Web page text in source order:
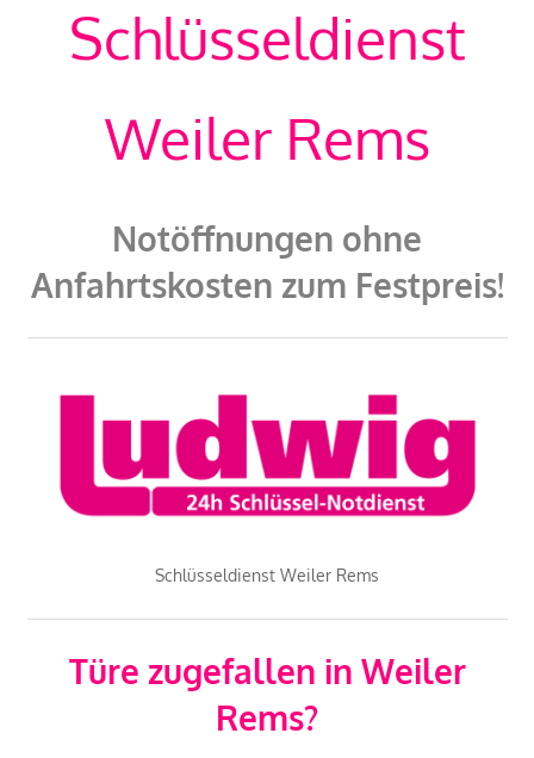
Schlüsseldienst
Weiler Rems
Notöffnungen ohne
Anfahrtskosten zum Festpreis!
Schlüsseldienst Weiler Rems
Türe zugefallen in Weiler
Rems?